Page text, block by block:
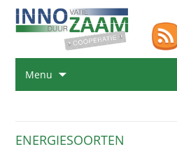
Menu
ENERGIESOORTEN